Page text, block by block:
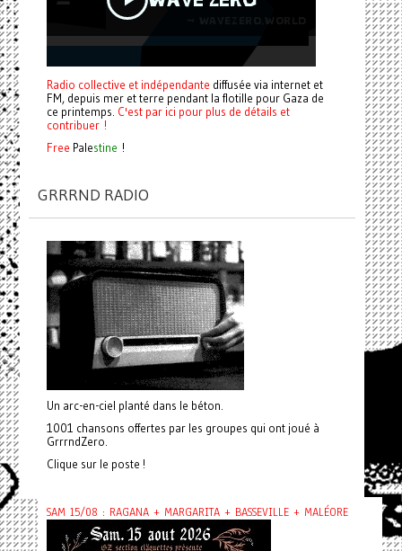
Radio collective et indépendante diffusée via internet et
FM, depuis mer et terre pendant la flotille pour Gaza de
ce printemps. C'est par ici pour plus de détails et
contribuer !
Free Palestine !
GRRRND RADIO
Un arc-en-ciel planté dans le béton.
1001 chansons offertes par les groupes qui ont joué à
GrrrndZero.
Clique sur le poste !
SAM 15/08 : RAGANA + MARGARITA + BASSEVILLE + MALÉORE